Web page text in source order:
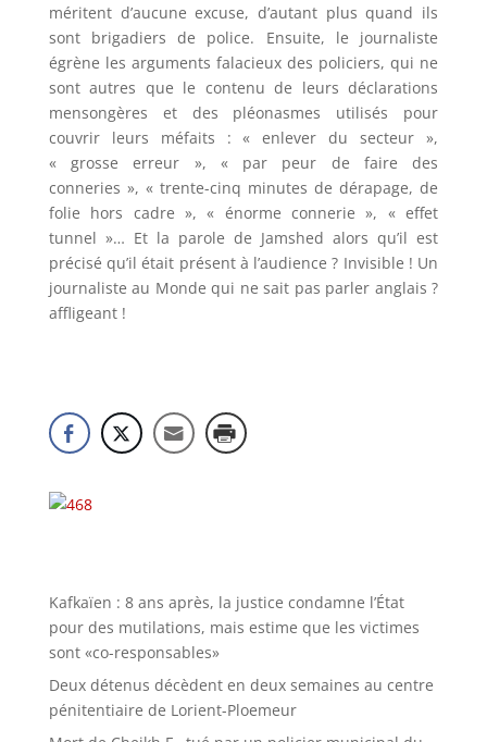
méritent d’aucune excuse, d’autant plus quand ils
sont brigadiers de police. Ensuite, le journaliste
égrène les arguments falacieux des policiers, qui ne
sont autres que le contenu de leurs déclarations
mensongères et des pléonasmes utilisés pour
couvrir leurs méfaits : « enlever du secteur »,
« grosse erreur », « par peur de faire des
conneries », « trente-cinq minutes de dérapage, de
folie hors cadre », « énorme connerie », « effet
tunnel »… Et la parole de Jamshed alors qu’il est
précisé qu’il était présent à l’audience ? Invisible ! Un
journaliste au Monde qui ne sait pas parler anglais ?
affligeant !
Kafkaïen : 8 ans après, la justice condamne l’État
pour des mutilations, mais estime que les victimes
sont «co-responsables»
Deux détenus décèdent en deux semaines au centre
pénitentiaire de Lorient-Ploemeur